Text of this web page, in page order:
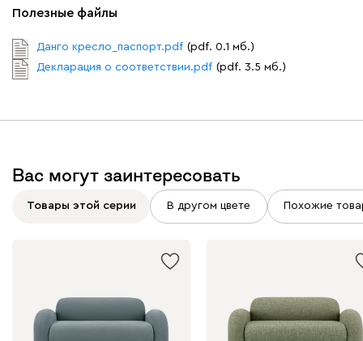
Полезные файлы
Данго кресло_паспорт.pdf (pdf. 0.1 мб.)
Декларация о соответствии.pdf (pdf. 3.5 мб.)
Вас могут заинтересовать
Товары этой серии В другом цвете Похожие